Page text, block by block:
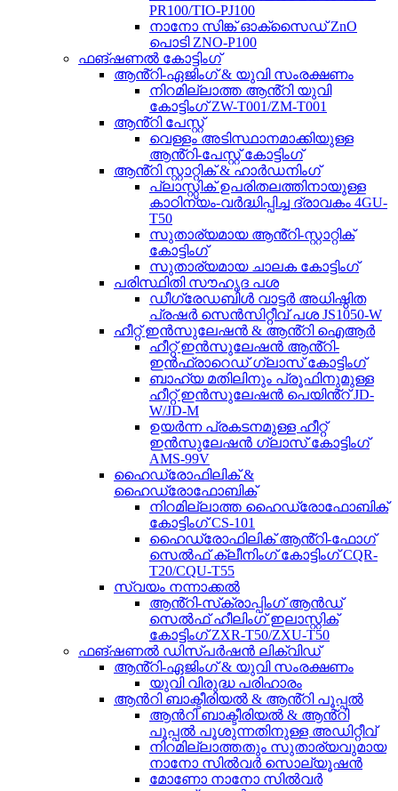
PR100/TIO-PJ100
നാനോ സിങ്ക് ഓക്സൈഡ് ZnO
പൊടി ZNO-P100
ഫങ്ഷണൽ കോട്ടിംഗ്
ആൻ്റി-ഏജിംഗ് & യുവി സംരക്ഷണം
നിറമില്ലാത്ത ആൻ്റി യുവി
കോട്ടിംഗ് ZW-T001/ZM-T001
ആൻ്റി പേസ്റ്റ്
വെള്ളം അടിസ്ഥാനമാക്കിയുള്ള
ആൻ്റി-പേസ്റ്റ് കോട്ടിംഗ്
ആൻ്റി സ്റ്റാറ്റിക് & ഹാർഡനിംഗ്
പ്ലാസ്റ്റിക് ഉപരിതലത്തിനായുള്ള
കാഠിന്യം-വർദ്ധിപ്പിച്ച ദ്രാവകം 4GU-
T50
സുതാര്യമായ ആൻ്റി-സ്റ്റാറ്റിക്
കോട്ടിംഗ്
സുതാര്യമായ ചാലക കോട്ടിംഗ്
പരിസ്ഥിതി സൗഹൃദ പശ
ഡീഗ്രേഡബിൾ വാട്ടർ അധിഷ്ഠിത
പ്രഷർ സെൻസിറ്റീവ് പശ JS1050-W
ഹീറ്റ് ഇൻസുലേഷൻ & ആൻ്റി ഐആർ
ഹീറ്റ് ഇൻസുലേഷൻ ആൻ്റി-
ഇൻഫ്രാറെഡ് ഗ്ലാസ് കോട്ടിംഗ്
ബാഹ്യ മതിലിനും പ്രൂഫിനുമുള്ള
ഹീറ്റ് ഇൻസുലേഷൻ പെയിൻ്റ് JD-
W/JD-M
ഉയർന്ന പ്രകടനമുള്ള ഹീറ്റ്
ഇൻസുലേഷൻ ഗ്ലാസ് കോട്ടിംഗ്
AMS-99V
ഹൈഡ്രോഫിലിക് &
ഹൈഡ്രോഫോബിക്
നിറമില്ലാത്ത ഹൈഡ്രോഫോബിക്
കോട്ടിംഗ് CS-101
ഹൈഡ്രോഫിലിക് ആൻ്റി-ഫോഗ്
സെൽഫ് ക്ലീനിംഗ് കോട്ടിംഗ് CQR-
T20/CQU-T55
സ്വയം നന്നാക്കൽ
ആൻ്റി-സ്‌ക്രാപ്പിംഗ് ആൻഡ്
സെൽഫ് ഹീലിംഗ് ഇലാസ്റ്റിക്
കോട്ടിംഗ് ZXR-T50/ZXU-T50
ഫങ്ഷണൽ ഡിസ്പർഷൻ ലിക്വിഡ്
ആൻ്റി-ഏജിംഗ് & യുവി സംരക്ഷണം
യുവി വിരുദ്ധ പരിഹാരം
ആൻറി ബാക്ടീരിയൽ & ആൻ്റി പൂപ്പൽ
ആൻറി ബാക്ടീരിയൽ & ആൻ്റി
പൂപ്പൽ പൂശുന്നതിനുള്ള അഡിറ്റീവ്
നിറമില്ലാത്തതും സുതാര്യവുമായ
നാനോ സിൽവർ സൊല്യൂഷൻ
മോണോ നാനോ സിൽവർ